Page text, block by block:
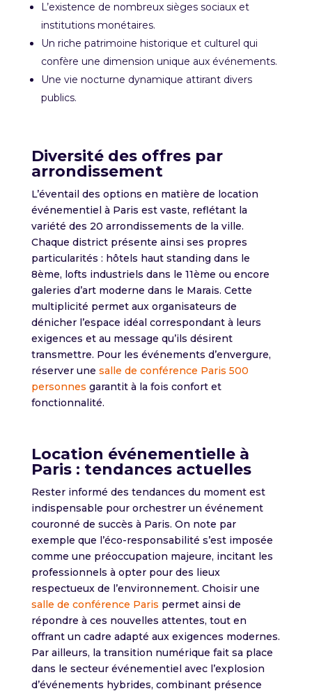
L’existence de nombreux sièges sociaux et
institutions monétaires.
Un riche patrimoine historique et culturel qui
confère une dimension unique aux événements.
Une vie nocturne dynamique attirant divers
publics.
Diversité des offres par
arrondissement
L’éventail des options en matière de location
événementiel à Paris est vaste, reflétant la
variété des 20 arrondissements de la ville.
Chaque district présente ainsi ses propres
particularités : hôtels haut standing dans le
8ème, lofts industriels dans le 11ème ou encore
galeries d’art moderne dans le Marais. Cette
multiplicité permet aux organisateurs de
dénicher l’espace idéal correspondant à leurs
exigences et au message qu’ils désirent
transmettre. Pour les événements d’envergure,
réserver une salle de conférence Paris 500
personnes garantit à la fois confort et
fonctionnalité.
Location événementielle à
Paris : tendances actuelles
Rester informé des tendances du moment est
indispensable pour orchestrer un événement
couronné de succès à Paris. On note par
exemple que l’éco-responsabilité s’est imposée
comme une préoccupation majeure, incitant les
professionnels à opter pour des lieux
respectueux de l’environnement. Choisir une
salle de conférence Paris permet ainsi de
répondre à ces nouvelles attentes, tout en
offrant un cadre adapté aux exigences modernes.
Par ailleurs, la transition numérique fait sa place
dans le secteur événementiel avec l’explosion
d’événements hybrides, combinant présence